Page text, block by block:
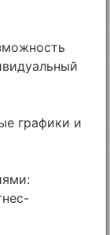
графики и